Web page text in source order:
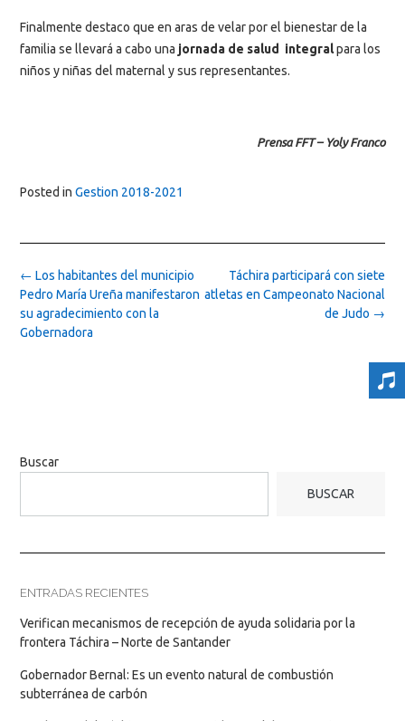
Finalmente destaco que en aras de velar por el bienestar de la
familia se llevará a cabo una jornada de salud integralpara los
niños y niñas del maternal y sus representantes.
Prensa FFT – Yoly Franco
Posted in Gestion 2018-2021
Post
navigation
Táchira participará con siete
atletas en Campeonato Nacional
de Judo →
← Los habitantes del municipio
Pedro María Ureña manifestaron
su agradecimiento con la
Gobernadora
Buscar
BUSCAR
ENTRADAS RECIENTES
Verifican mecanismos de recepción de ayuda solidaria por la
frontera Táchira – Norte de Santander
Gobernador Bernal: Es un evento natural de combustión
subterránea de carbón